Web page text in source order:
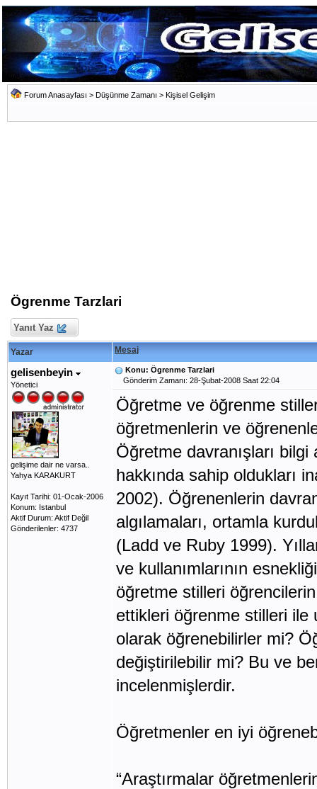
Forum Anasayfası > Düşünme Zamanı > Kişisel Gelişim
Ögrenme Tarzlari
Yanıt Yaz
Yazar Mesaj
gelisenbeyin
Yönetici
gelişime dair ne varsa..
Yahya KARAKURT
Kayıt Tarihi: 01-Ocak-2006
Konum: Istanbul
Aktif Durum: Aktif Değil
Gönderilenler: 4737
Konu: Ögrenme Tarzlari
Gönderim Zamanı: 28-Şubat-2008 Saat 22:04
Öğretme ve öğrenme
öğretmenlerin ve
Öğretme davranışları
hakkında sahip oldukları
2002). Öğrenenlerin
algılamaları, ortamla
(Ladd ve Ruby 1999).
ve kullanımlarının
öğretme stilleri
ettikleri öğrenme stilleri ile
olarak öğrenebilirler mi?
değiştirilebilir mi? Bu ve
incelenmişlerdir.
Öğretmenler en iyi
“Araştırmalar